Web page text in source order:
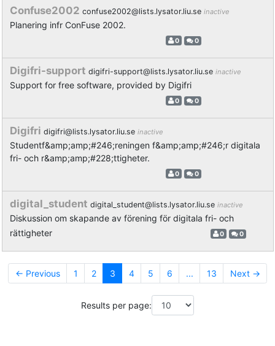
Confuse2002 confuse2002@lists.lysator.liu.se inactive
Planering infr ConFuse 2002.
0 0
Digifri-support digifri-support@lists.lysator.liu.se inactive
Support for free software, provided by Digifri
0 0
Digifri digifri@lists.lysator.liu.se inactive
Studentf&amp;amp;#246;reningen f&amp;amp;#246;r digitala
fri- och r&amp;amp;#228;ttigheter.
0 0
digital_student digital_student@lists.lysator.liu.se inactive
Diskussion om skapande av förening för digitala fri- och
rättigheter
0 0
← Previous 1 2 3 4 5 6 ... 13 Next →
Results per page: